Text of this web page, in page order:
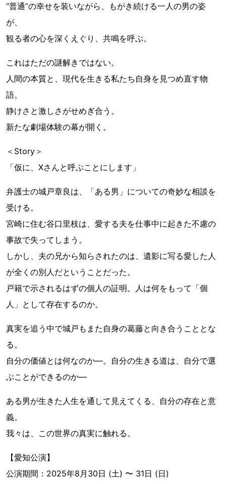
“普通”の幸せを装いながら、もがき続ける一人の男の姿
が、
観る者の心を深くえぐり、共鳴を呼ぶ。
これはただの謎解きではない。
人間の本質と、現代を生きる私たち自身を見つめ直す物
語。
静けさと激しさがせめぎ合う。
新たな劇場体験の幕が開く。
＜Story＞
「仮に、Xさんと呼ぶことにします」
弁護士の城戸章良は、「ある男」についての奇妙な相談を
受ける。
宮崎に住む谷口里枝は、愛する夫を仕事中に起きた不慮の
事故で失ってしまう。
しかし、夫の兄から知らされたのは、遺影に写る愛した人
が全くの別人だということだった。
戸籍で示されるはずの個人の証明。人は何をもって「個
人」として存在するのか。
真実を追う中で城戸もまた自身の葛藤と向き合うこととな
る。
自分の価値とは何なのか―。自分の生きる道は、自分で選
ぶことができるのか―
ある男が生きた人生を通して見えてくる、自分の存在と意
義。
我々は、この世界の真実に触れる。
【愛知公演】
公演期間：2025年8月30日 (土) 〜 31日 (日)